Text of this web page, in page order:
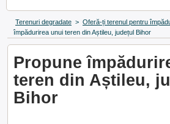
Terenuri degradate > Oferă-ți terenul pentru
împădurirea unui teren din Aștileu, județul Bihor
Propune
teren din Aștileu,
Bihor